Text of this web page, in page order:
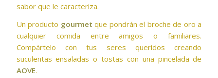
sabor que le caracteriza.
Un producto gourmet que pondrán el broche de oro a
cualquier comida entre amigos o familiares.
Compártelo con tus seres queridos creando
suculentas ensaladas o tostas con una pincelada de
AOVE.